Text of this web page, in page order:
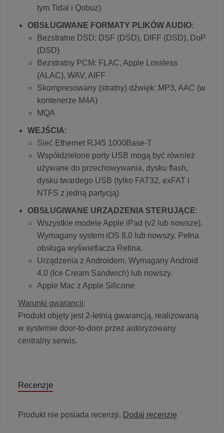
tym Tidal i Qobuz)
OBSŁUGIWANE FORMATY PLIKÓW AUDIO:
Bezstratne DSD: DSF (DSD), DIFF (DSD), DoP
(DSD)
Bezstratny PCM: FLAC, Apple Lossless
(ALAC), WAV, AIFF
Skompresowany (stratny) dźwięk: MP3, AAC (w
kontenerze M4A)
MQA
WEJŚCIA:
Sieć Ethernet RJ45 1000Base-T
Współdzielone porty USB mogą być również
używane do przechowywania, dysku flash,
dysku twardego USB (tylko FAT32, exFAT i
NTFS z jedną partycją)
OBSŁUGIWANE URZĄDZENIA STERUJĄCE:
Wszystkie modele Apple iPad (v2 lub nowsze).
Wymagany system iOS 8.0 lub nowszy. Pełna
obsługa wyświetlacza Retina.
Urządzenia z Androidem. Wymagany Android
4.0 (Ice Cream Sandwich) lub nowszy.
Apple Mac z Apple Silicone
Warunki gwarancji:
Produkt objęty jest 2-letnią gwarancją, realizowaną
w systemie door-to-door przez autoryzowany
centralny serwis.
Recenzje
Produkt nie posiada recenzji. Dodaj recenzję